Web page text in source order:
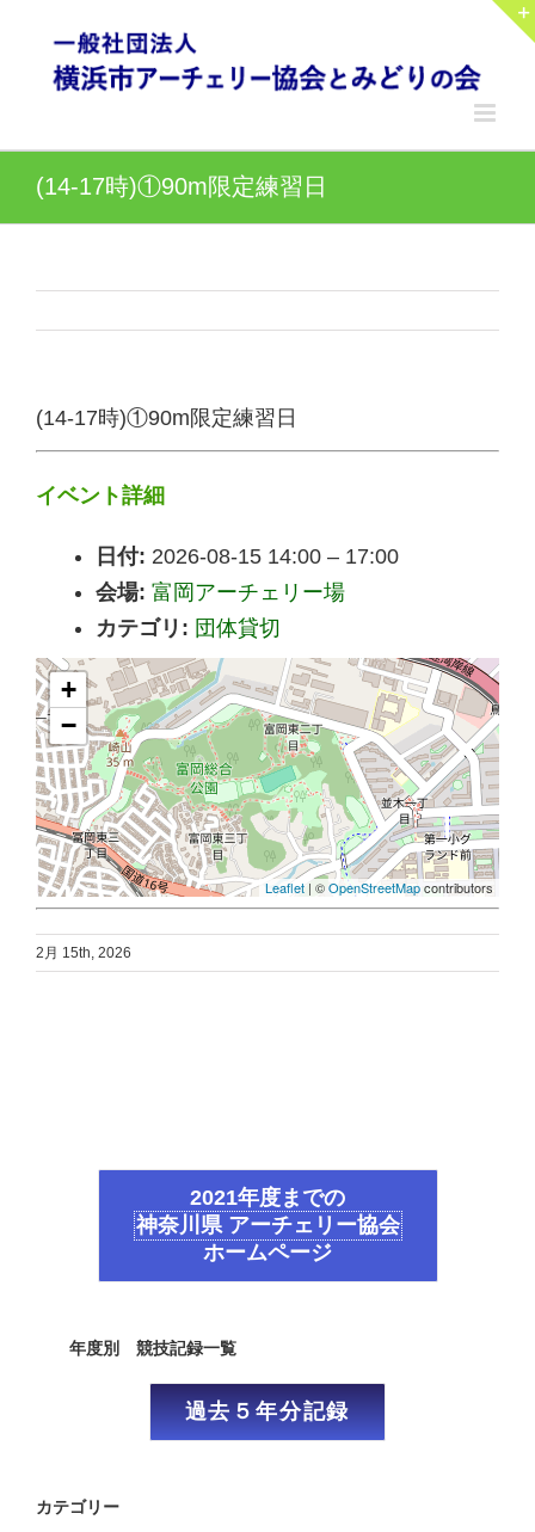
content
(14-17時)①90m限定練習日
(14-17時)①90m限定練習日
イベント詳細
日付: 2026-08-15 14:00 – 17:00
会場: 富岡アーチェリー場
カテゴリ: 団体貸切
+
−
Leaflet | ©OpenStreetMapcontributors
2月 15th, 2026
2021年度までの
神奈川県 アーチェリー協会
ホームページ
年度別 競技記録一覧
過去５年分記録
カテゴリー